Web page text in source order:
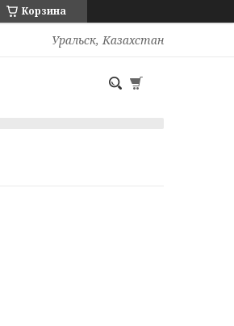
Корзина
Уральск, Казахстан